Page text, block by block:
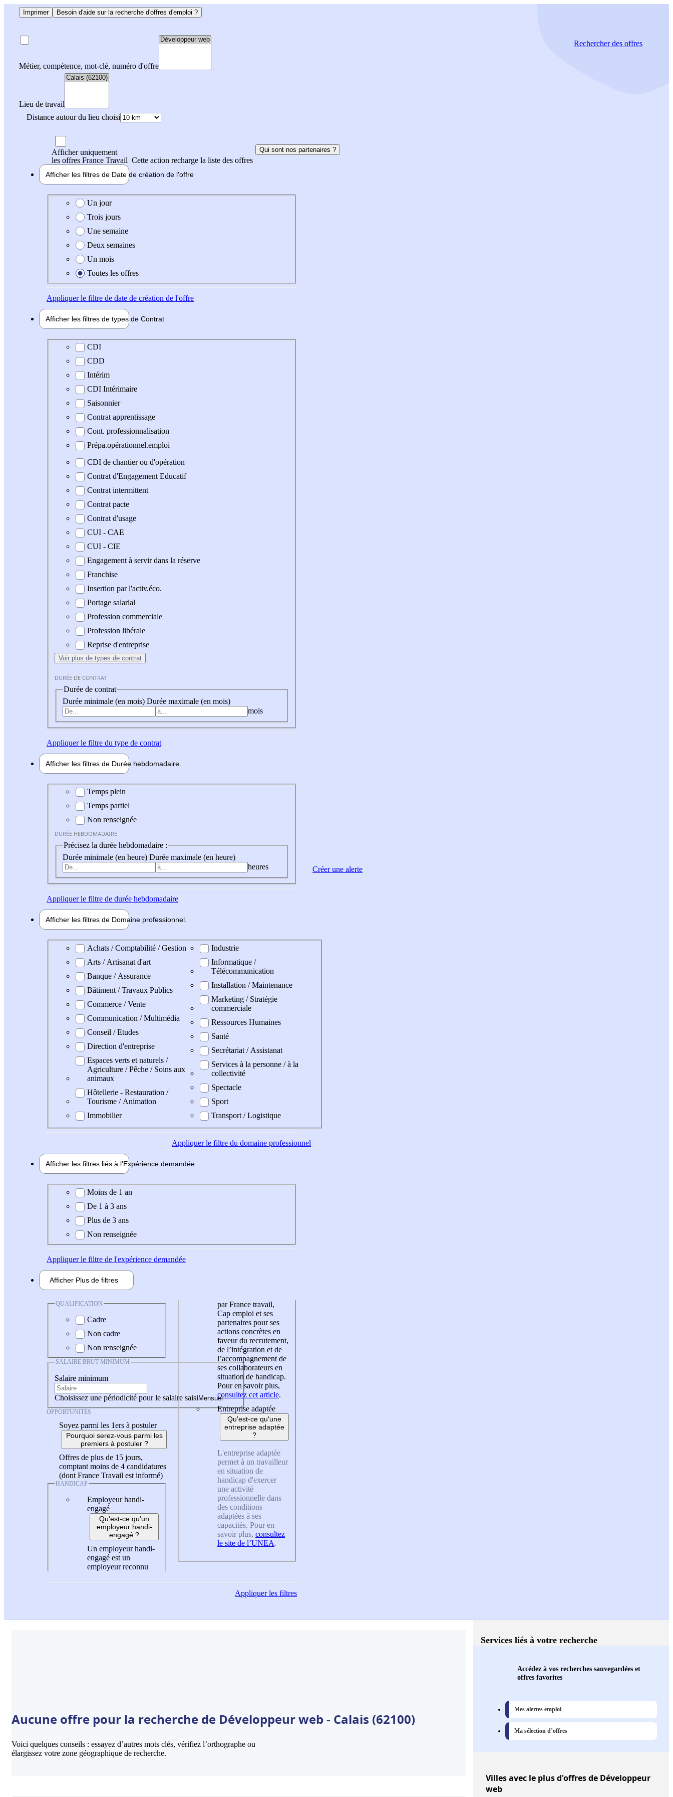
Imprimer Besoin d'aide sur la recherche d'offres d'emploi ?
Métier, compétence, mot-clé, numéro d'offre
Lieu de travail
Distance autour du lieu choisi
Rechercherdes offres
Afficher uniquement
les offres France Travail Cette action recharge la liste des offres
Qui sont nos partenaires ?
Afficher les filtres de Date de création de l'offre
Date de création de l'offre
Un jour
Trois jours
Une semaine
Deux semaines
Un mois
Toutes les offres
Appliquerle filtre de date de création de l'offre
Afficher les filtres de types de Contrat
Type de contrat
CDI
CDD
Intérim
CDI Intérimaire
Saisonnier
Contrat apprentissage
Cont. professionnalisation
Prépa.opérationnel.emploi
CDI de chantier ou d'opération
Contrat d'Engagement Educatif
Contrat intermittent
Contrat pacte
Contrat d'usage
CUI - CAE
CUI - CIE
Engagement à servir dans la réserve
Franchise
Insertion par l'activ.éco.
Portage salarial
Profession commerciale
Profession libérale
Reprise d'entreprise
Voir plus de types de contrat
DURÉE DE CONTRAT
Durée de contrat
Durée minimale (en mois) Durée maximale (en mois)
mois
Appliquerle filtre du type de contrat
Afficher les filtres de Durée hebdomadaire
Durée hebdomadaire
Temps plein
Temps partiel
Non renseignée
DURÉE HEBDOMADAIRE
Précisez la durée hebdomadaire :
Durée minimale (en heure) Durée maximale (en heure)
heures
Appliquerle filtre de durée hebdomadaire
Afficher les filtres de Domaine professionnel
Domaine professionel
Achats / Comptabilité / Gestion
Arts / Artisanat d'art
Banque / Assurance
Bâtiment / Travaux Publics
Commerce / Vente
Communication / Multimédia
Conseil / Etudes
Direction d'entreprise
Espaces verts et naturels /
Agriculture / Pêche / Soins aux
animaux
Hôtellerie - Restauration /
Tourisme / Animation
Immobilier
Industrie
Informatique /
Télécommunication
Installation / Maintenance
Marketing / Stratégie
commerciale
Ressources Humaines
Santé
Secrétariat / Assistanat
Services à la personne / à la
collectivité
Spectacle
Sport
Transport / Logistique
Appliquerle filtre du domaine professionnel
Afficher les filtres liés à l'Expérience demandée
Expérience demandée
Moins de 1 an
De 1 à 3 ans
Plus de 3 ans
Non renseignée
Appliquerle filtre de l'expérience demandée
Afficher Plus de filtres
QUALIFICATION
Cadre
Non cadre
Non renseignée
SALAIRE BRUT MINIMUM
Salaire minimum
Choisissez une périodicité pour le salaire saisi
OPPORTUNITÉS
Soyez parmi les 1ers à postuler
Pourquoi serez-vous parmi les
premiers à postuler ?
Offres de plus de 15 jours,
comptant moins de 4 candidatures
(dont France Travail est informé)
HANDICAP
Employeur handi-
engagé
Qu'est-ce qu'un
employeur handi-
engagé ?
Un employeur handi-
engagé est un
employeur reconnu
par France travail,
Cap emploi et ses
partenaires pour ses
actions concrètes en
faveur du recrutement,
de l’intégration et de
l’accompagnement de
ses collaborateurs en
situation de handicap.
Pour en savoir plus,
consultez cet article.
Entreprise adaptée
Qu'est-ce qu'une
entreprise adaptée
?
L'entreprise adaptée
permet à un travailleur
en situation de
handicap d'exercer
une activité
professionnelle dans
des conditions
adaptées à ses
capacités. Pour en
savoir plus, consultez
le site de l’UNEA.
Appliquerles filtres
Créer une alerte
Aucune offre pour la recherche de Développeur web - Calais (62100)
Voici quelques conseils : essayez d’autres mots clés, vérifiez l’orthographe ou
élargissez votre zone géographique de recherche.
Services liés à votre recherche
Accédez à vos recherches sauvegardées et
offres favorites
Mes alertes emploi
Ma sélection d’offres
Villesavec le plus d'offres de Développeur
web